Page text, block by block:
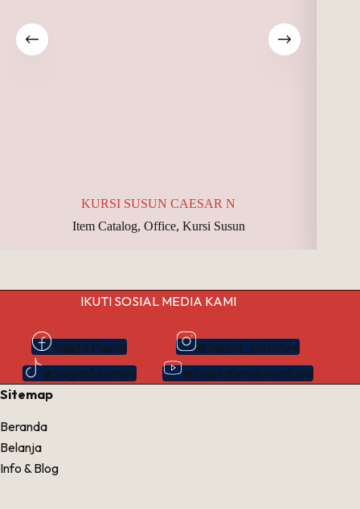
KURSI SUSUN CAESAR N
Item Catalog, Office, Kursi Susun
IKUTI SOSIAL MEDIA KAMI
Sagita Papua
@Sagita_Furniture
@Sagitafurniture
@Sagitafurnitureofficial
Sitemap
Beranda
Belanja
Info & Blog